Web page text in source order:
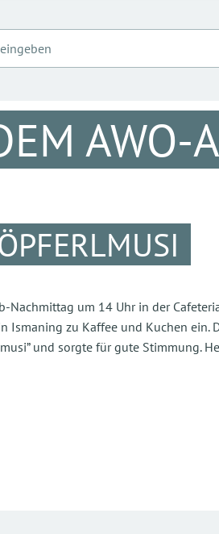
AWO-
Nachmittag um 14 Uhr in der
Ismaning zu Kaffee und Kuchen ein.
und sorgte für gute Stimmung.